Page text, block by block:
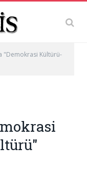
"Demokrasi Kültürü-